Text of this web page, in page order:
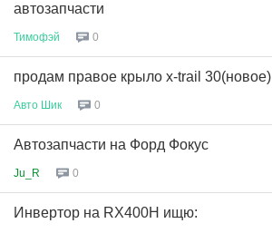
автозапчасти
Тимофэй 0
продам правое крыло x-trail 30(новое)
Авто Шик 0
Автозапчасти на Форд Фокус
Ju_R 0
Инвертор на RX400H ищю: